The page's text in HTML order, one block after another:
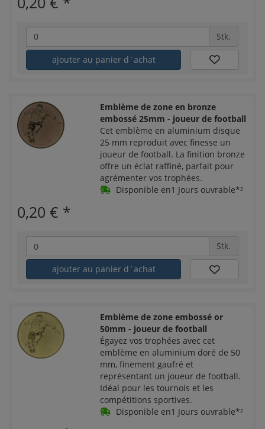
Stk.
ajouter au panier d´achat
Emblème de zone en bronze
embossé 25mm - joueur de football
Cet emblème en aluminium disque
25 mm reproduit avec finesse un
joueur de football. La finition bronze
offre un éclat raffiné, parfait pour
agrémenter vos trophées.
Disponible en1 Jours ouvrable*²
0,20 € *
Stk.
ajouter au panier d´achat
Emblème de zone embossé or
50mm - joueur de football
Égayez vos trophées avec cet
emblème en aluminium doré de 50
mm, finement gaufré et
représentant un joueur de football.
Idéal pour les tournois et les
compétitions sportives.
Disponible en1 Jours ouvrable*²